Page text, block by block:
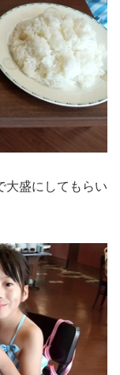
大盛にしてもらい